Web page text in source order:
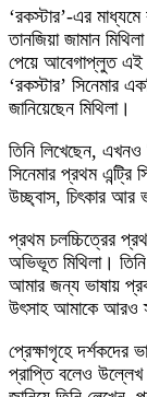
‘রকস্টার’-এর
তানজিয়া জামান
পেয়ে আবেগাপ্লুত এই
‘রকস্টার’ সিনেমার
জানিয়েছেন মিথিলা।
তিনি লিখেছেন, এখনও
সিনেমার প্রথম
উচ্ছ্বাস, চিৎকার আর
প্রথম চলচ্চিত্রের
অভিভূত মিথিলা।
আমার জন্য ভাষায়
উৎসাহ আমাকে আরও
প্রেক্ষাগৃহে দর্শকদের
প্রাপ্তি বলেও